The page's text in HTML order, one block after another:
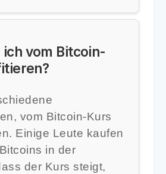
ich vom Bitcoin-
vom Bitcoin-Kurs
Einige Leute kaufen
in der
der Kurs steigt,